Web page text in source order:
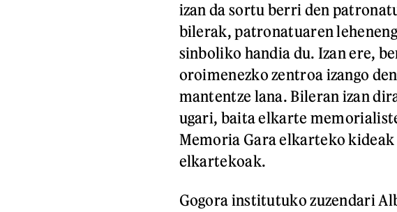
izan da sortu berri den
bilerak, patronatuaren
sinboliko handia du. Izan ere,
oroimenezko zentroa izango
mantentze lana. Bileran izan
ugari, baita elkarte
Memoria Gara elkarteko
elkartekoak.
Gogora institutuko zuzendari